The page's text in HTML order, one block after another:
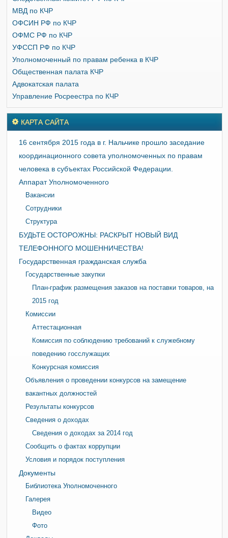
МВД по КЧР
ОФСИН РФ по КЧР
ОФМС РФ по КЧР
УФССП РФ по КЧР
Уполномоченный по правам ребенка в КЧР
Общественная палата КЧР
Адвокатская палата
Управление Росреестра по КЧР
КАРТА САЙТА
16 сентября 2015 года в г. Нальчике прошло заседание
координационного совета уполномоченных по правам
человека в субъектах Российской Федерации.
Аппарат Уполномоченного
Вакансии
Сотрудники
Структура
БУДЬТЕ ОСТОРОЖНЫ: РАСКРЫТ НОВЫЙ ВИД
ТЕЛЕФОННОГО МОШЕННИЧЕСТВА!
Государственная гражданская служба
Государственные закупки
План-график размещения заказов на поставки товаров, на
2015 год
Комиссии
Аттестационная
Комиссия по соблюдению требований к служебному
поведению госслужащих
Конкурсная комиссия
Объявления о проведении конкурсов на замещение
вакантных должностей
Результаты конкурсов
Сведения о доходах
Сведения о доходах за 2014 год
Сообщить о фактах коррупции
Условия и порядок поступления
Документы
Библиотека Уполномоченного
Галерея
Видео
Фото